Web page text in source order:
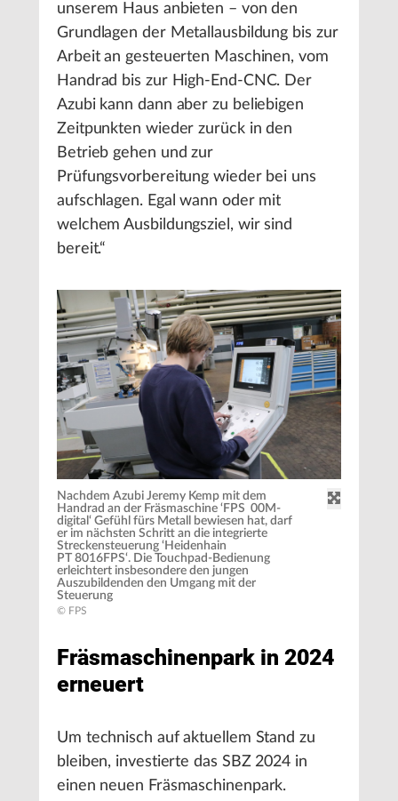
unserem Haus anbieten – von den
Grundlagen der Metallausbildung bis zur
Arbeit an gesteuerten Maschinen, vom
Handrad bis zur High-End-CNC. Der
Azubi kann dann aber zu beliebigen
Zeitpunkten wieder zurück in den
Betrieb gehen und zur
Prüfungsvorbereitung wieder bei uns
aufschlagen. Egal wann oder mit
welchem Ausbildungsziel, wir sind
bereit.“
Nachdem Azubi Jeremy Kemp mit dem
Handrad an der Fräsmaschine ‘FPS 00M-
digital‘ Gefühl fürs Metall bewiesen hat, darf
er im nächsten Schritt an die integrierte
Streckensteuerung ‘Heidenhain
PT 8016FPS‘. Die Touchpad-Bedienung
erleichtert insbesondere den jungen
Auszubildenden den Umgang mit der
Steuerung
© FPS
Fräsmaschinenpark in 2024
erneuert
Um technisch auf aktuellem Stand zu
bleiben, investierte das SBZ 2024 in
einen neuen Fräsmaschinenpark.